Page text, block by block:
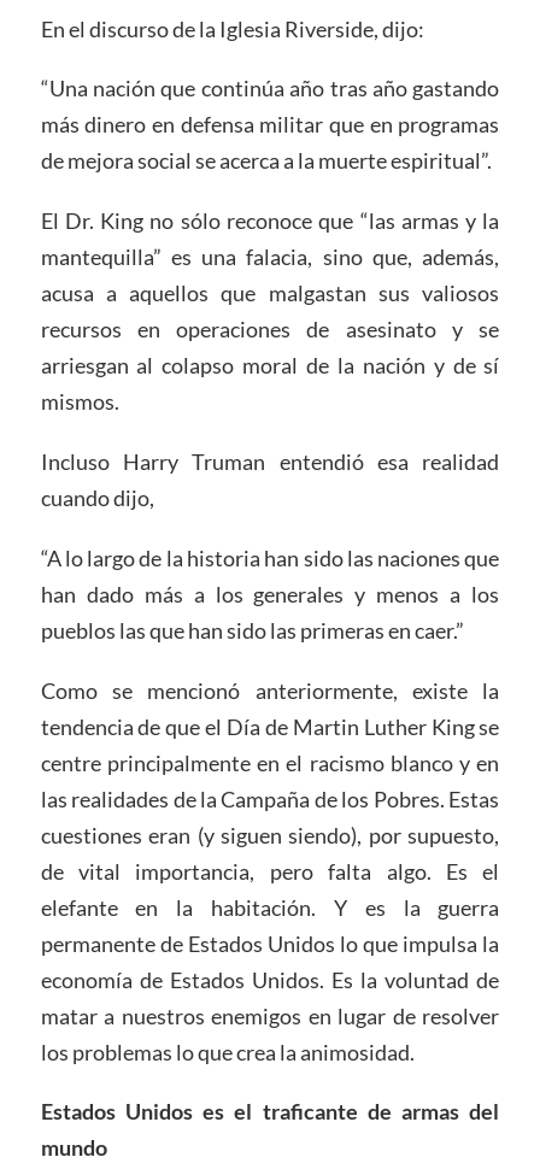
En el discurso de la Iglesia Riverside, dijo:
“Una nación que continúa año tras año gastando
más dinero en defensa militar que en programas
de mejora social se acerca a la muerte espiritual”.
El Dr. King no sólo reconoce que “las armas y la
mantequilla” es una falacia, sino que, además,
acusa a aquellos que malgastan sus valiosos
recursos en operaciones de asesinato y se
arriesgan al colapso moral de la nación y de sí
mismos.
Incluso Harry Truman entendió esa realidad
cuando dijo,
“A lo largo de la historia han sido las naciones que
han dado más a los generales y menos a los
pueblos las que han sido las primeras en caer.”
Como se mencionó anteriormente, existe la
tendencia de que el Día de Martin Luther King se
centre principalmente en el racismo blanco y en
las realidades de la Campaña de los Pobres. Estas
cuestiones eran (y siguen siendo), por supuesto,
de vital importancia, pero falta algo. Es el
elefante en la habitación. Y es la guerra
permanente de Estados Unidos lo que impulsa la
economía de Estados Unidos. Es la voluntad de
matar a nuestros enemigos en lugar de resolver
los problemas lo que crea la animosidad.
Estados Unidos es el traficante de armas del
mundo